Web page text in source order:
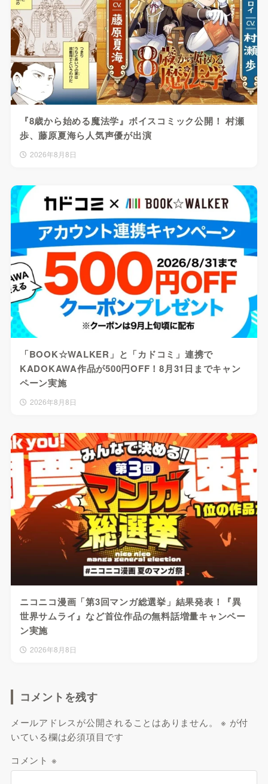
『8歳から始める魔法学』ボイスコミック公開！ 村瀬
歩、藤原夏海ら人気声優が出演
2026年8月8日
「BOOK☆WALKER」と「カドコミ」連携で
KADOKAWA作品が500円OFF！8月31日までキャン
ペーン実施
2026年8月8日
ニコニコ漫画「第3回マンガ総選挙」結果発表！『異
世界サムライ』など首位作品の無料話増量キャンペー
ン実施
2026年8月8日
コメントを残す
メールアドレスが公開されることはありません。 ※ が付
いている欄は必須項目です
コメント ※